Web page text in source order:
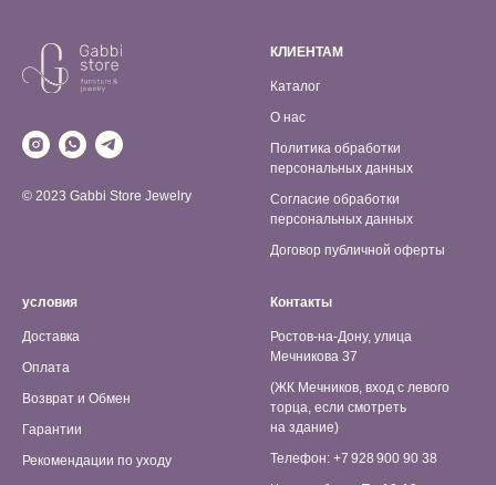
© 2023 Gabbi Store Jewelry
КЛИЕНТАМ
Каталог
О нас
Политика обработки
персональных данных
Согласие обработки
персональных данных
Договор публичной оферты
условия
Доставка
Оплата
Возврат и Обмен
Гарантии
Рекомендации по уходу
Контакты
Ростов-на-Дону, улица
Мечникова 37
(ЖК Мечников, вход с левого
торца, если смотреть
на здание)
Телефон: +7 928 900 90 38